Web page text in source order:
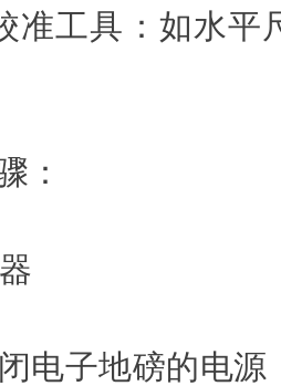
工具：如水平
：
子地磅的电源